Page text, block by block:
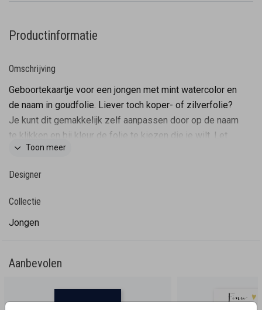
Productinformatie
Omschrijving
Geboortekaartje voor een jongen met mint watercolor en
de naam in goudfolie. Liever toch koper- of zilverfolie?
Je kunt dit gemakkelijk zelf aanpassen door op de naam
te klikken en bij kleur de folie te kiezen die je wilt. Let
op: Deze kaart heeft een langere verzendtijd: voor 18.00
verzonden. Minimale bestelhoeveelheid: 20 stuks.
Toon meer
Designer
Collectie
Jongen
Aanbevolen